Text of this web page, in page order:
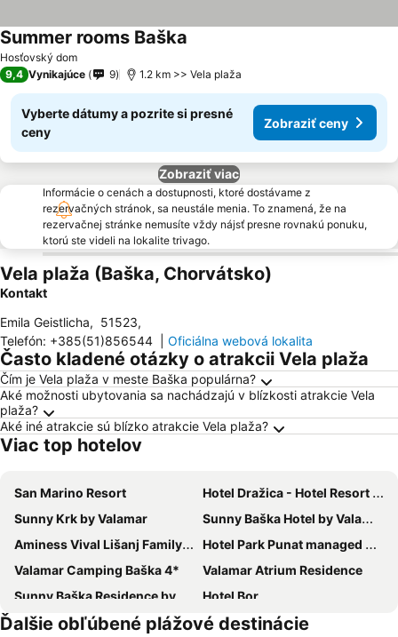
Hosťovský dom
Summer rooms Baška
9,4 Vynikajúce 9 1.2 km >> Vela plaža
Vyberte dátumy a pozrite si presné
ceny
Zobraziť ceny
Zobraziť viac
Informácie o cenách a dostupnosti, ktoré dostávame z
rezervačných stránok, sa neustále menia. To znamená, že na
rezervačnej stránke nemusíte vždy nájsť presne rovnakú ponuku,
ktorú ste videli na lokalite trivago.
Vela plaža (Baška, Chorvátsko)
Kontakt
Emila Geistlicha, 51523,
Telefón: +385(51)856544 Oficiálna webová lokalita
Často kladené otázky o atrakcii Vela plaža
Čím je Vela plaža v meste Baška populárna?
Aké možnosti ubytovania sa nachádzajú v blízkosti atrakcie Vela
plaža?
Aké iné atrakcie sú blízko atrakcie Vela plaža?
Viac top hotelov
San Marino Resort
Hotel Dražica - Hotel Resort Dražica
Sunny Krk by Valamar
Sunny Baška Hotel by Valamar, ex. Corinthia
Aminess Vival Lišanj Family Hotel
Hotel Park Punat managed by Falkensteiner
Valamar Camping Baška 4*
Valamar Atrium Residence
Sunny Baška Residence by Valamar, ex. Zvonimir
Hotel Bor
Hotel Art
Boutique Hotel Placa
Ďalšie obľúbené plážové destinácie